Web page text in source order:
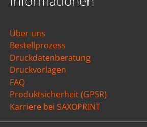
Über uns
Bestellprozess
Druckdatenberatung
Druckvorlagen
FAQ
Produktsicherheit (GPSR)
Karriere bei SAXOPRINT